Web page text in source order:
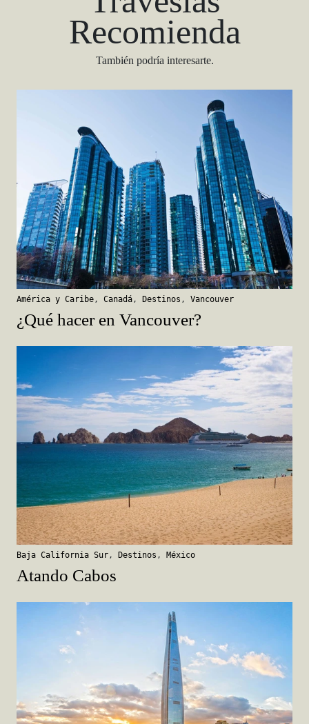
Recomienda
También podría interesarte.
América y Caribe , Canadá , Destinos , Vancouver
¿Qué hacer en Vancouver?
Baja California Sur, Destinos , México
Atando Cabos